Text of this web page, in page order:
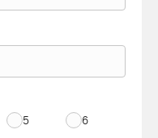
5 6